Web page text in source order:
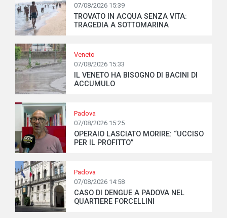
07/08/2026 15:39
TROVATO IN ACQUA SENZA VITA:
TRAGEDIA A SOTTOMARINA
Veneto
07/08/2026 15:33
IL VENETO HA BISOGNO DI BACINI DI
ACCUMULO
Padova
07/08/2026 15:25
OPERAIO LASCIATO MORIRE: “UCCISO
PER IL PROFITTO”
Padova
07/08/2026 14:58
CASO DI DENGUE A PADOVA NEL
QUARTIERE FORCELLINI